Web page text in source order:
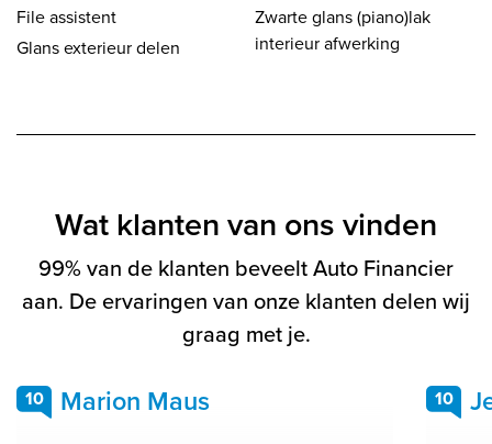
File assistent
Glans exterieur delen
Zwarte glans (piano)lak
interieur afwerking
Wat klanten van ons vinden
99% van de klanten beveelt Auto Financier
aan. De ervaringen van onze klanten delen wij
graag met je.
10 Marion Maus 10